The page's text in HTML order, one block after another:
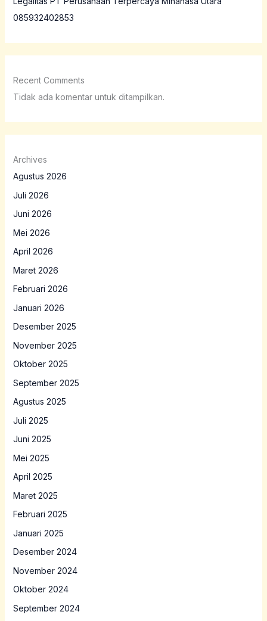
085932402853
Recent Comments
Tidak ada komentar untuk ditampilkan.
Archives
Agustus 2026
Juli 2026
Juni 2026
Mei 2026
April 2026
Maret 2026
Februari 2026
Januari 2026
Desember 2025
November 2025
Oktober 2025
September 2025
Agustus 2025
Juli 2025
Juni 2025
Mei 2025
April 2025
Maret 2025
Februari 2025
Januari 2025
Desember 2024
November 2024
Oktober 2024
September 2024